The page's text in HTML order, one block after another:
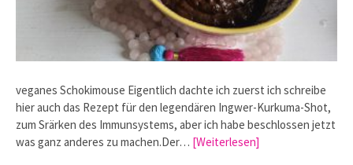
veganes Schokimouse Eigentlich dachte ich zuerst ich schreibe
hier auch das Rezept für den legendären Ingwer-Kurkuma-Shot,
zum Srärken des Immunsystems, aber ich habe beschlossen jetzt
was ganz anderes zu machen.Der… [Weiterlesen]